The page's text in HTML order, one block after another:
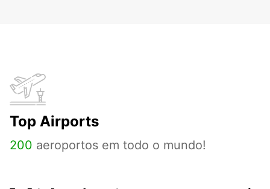
Top Airports
200 aeroportos em todo o mundo!